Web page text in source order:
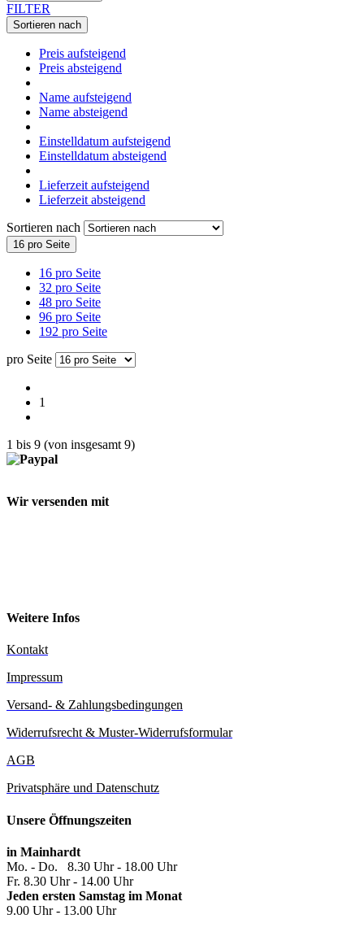
FILTER
Sortieren nach
Preis aufsteigend
Preis absteigend
Name aufsteigend
Name absteigend
Einstelldatum aufsteigend
Einstelldatum absteigend
Lieferzeit aufsteigend
Lieferzeit absteigend
Sortieren nach
16 pro Seite
16 pro Seite
32 pro Seite
48 pro Seite
96 pro Seite
192 pro Seite
pro Seite
1
1 bis 9 (von insgesamt 9)
Wir versenden mit
Weitere Infos
Kontakt
Impressum
Versand- & Zahlungsbedingungen
Widerrufsrecht & Muster-Widerrufsformular
AGB
Privatsphäre und Datenschutz
Unsere Öffnungszeiten
in Mainhardt
Mo. - Do. 8.30 Uhr - 18.00 Uhr
Fr. 8.30 Uhr - 14.00 Uhr
Jeden ersten Samstag im Monat
9.00 Uhr - 13.00 Uhr